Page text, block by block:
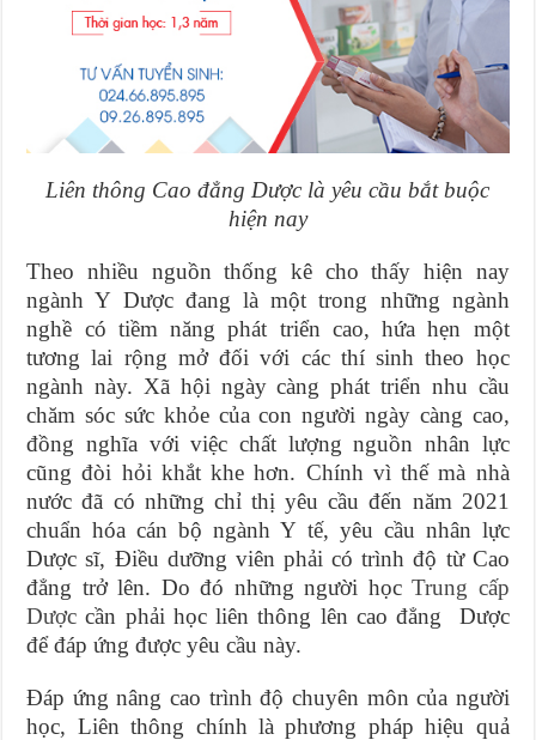
Liên thông Cao đẳng Dược là yêu cầu bắt buộc
hiện nay
Theo nhiều nguồn thống kê cho thấy hiện nay
ngành Y Dược đang là một trong những ngành
nghề có tiềm năng phát triển cao, hứa hẹn một
tương lai rộng mở đối với các thí sinh theo học
ngành này. Xã hội ngày càng phát triển nhu cầu
chăm sóc sức khỏe của con người ngày càng cao,
đồng nghĩa với việc chất lượng nguồn nhân lực
cũng đòi hỏi khắt khe hơn. Chính vì thế mà nhà
nước đã có những chỉ thị yêu cầu đến năm 2021
chuẩn hóa cán bộ ngành Y tế, yêu cầu nhân lực
Dược sĩ, Điều dưỡng viên phải có trình độ từ Cao
đẳng trở lên. Do đó những người họcTrung cấp
Dược cần phải học liên thông lên cao đẳng Dược
để đáp ứng được yêu cầu này.
Đáp ứng nâng cao trình độ chuyên môn của người
học, Liên thông chính là phương pháp hiệu quả